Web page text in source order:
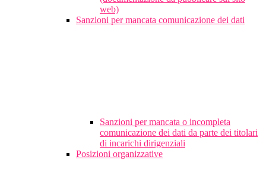
web)
Sanzioni per mancata comunicazione dei dati
Sanzioni per mancata o incompleta
comunicazione dei dati da parte dei titolari
di incarichi dirigenziali
Posizioni organizzative